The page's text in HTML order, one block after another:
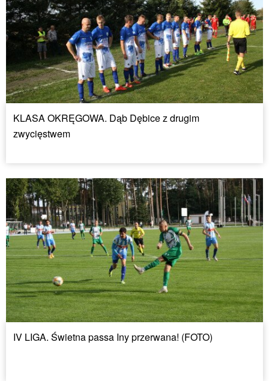
KLASA OKRĘGOWA. Dąb Dębice z drugim
zwycięstwem
IV LIGA. Świetna passa Iny przerwana! (FOTO)